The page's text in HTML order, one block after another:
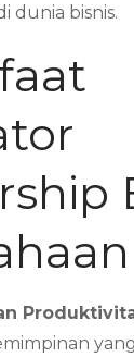
dunia bisnis.